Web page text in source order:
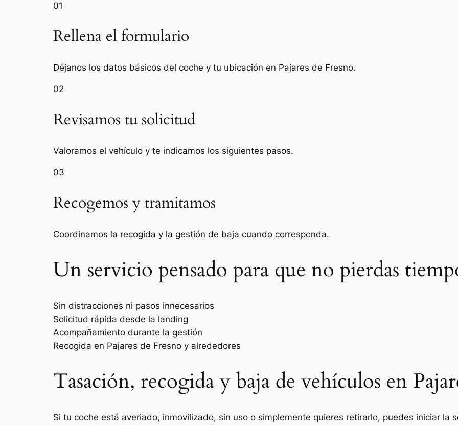
01
Rellena el formulario
Déjanos los datos básicos del coche y tu ubicación en Pajares de Fresno.
02
Revisamos tu solicitud
Valoramos el vehículo y te indicamos los siguientes pasos.
03
Recogemos y tramitamos
Coordinamos la recogida y la gestión de baja cuando corresponda.
Un servicio pensado para que no pierdas
Sin distracciones ni pasos innecesarios
Solicitud rápida desde la landing
Acompañamiento durante la gestión
Recogida en Pajares de Fresno y alrededores
Tasación, recogida y baja de vehículos en
Si tu coche está averiado, inmovilizado, sin uso o simplemente quieres retirarlo, puedes iniciar la